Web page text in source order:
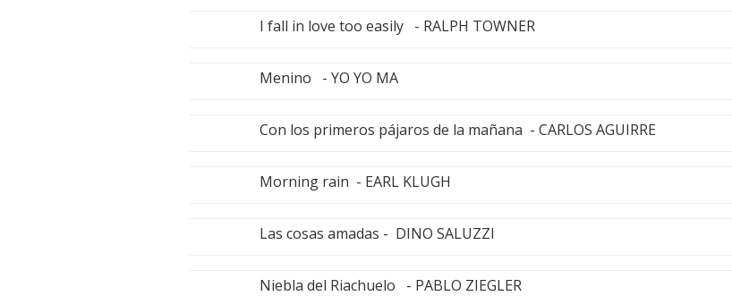
I fall in love too easily - RALPH TOWNER
Menino - YO YO MA
Con los primeros pájaros de la mañana - CARLOS AGUIRRE
Morning rain - EARL KLUGH
Las cosas amadas - DINO SALUZZI
Niebla del Riachuelo - PABLO ZIEGLER